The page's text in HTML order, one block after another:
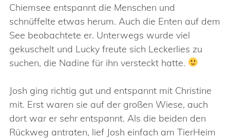
Chiemsee entspannt die Menschen und
schnüffelte etwas herum. Auch die Enten auf dem
See beobachtete er. Unterwegs wurde viel
gekuschelt und Lucky freute sich Leckerlies zu
suchen, die Nadine für ihn versteckt hatte.
Josh ging richtig gut und entspannt mit Christine
mit. Erst waren sie auf der großen Wiese, auch
dort war er sehr entspannt. Als die beiden den
Rückweg antraten, lief Josh einfach am TierHeim